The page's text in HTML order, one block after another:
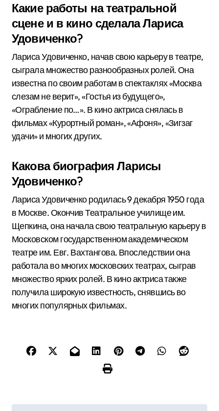
Какие работы на театральной
сцене и в кино сделала Лариса
Удовиченко?
Лариса Удовиченко, начав свою карьеру в театре,
сыграла множество разнообразных ролей. Она
известна по своим работам в спектаклях «Москва
слезам не верит», «Гостья из будущего»,
«Ограбление по…». В кино актриса снялась в
фильмах «Курортный роман», «Афоня», «Зигзаг
удачи» и многих других.
Какова биография Ларисы
Удовиченко?
Лариса Удовиченко родилась 9 декабря 1950 года
в Москве. Окончив Театральное училище им.
Щепкина, она начала свою театральную карьеру в
Московском государственном академическом
театре им. Евг. Вахтангова. Впоследствии она
работала во многих московских театрах, сыграв
множество ярких ролей. В кино актриса также
получила широкую известность, снявшись во
многих популярных фильмах.